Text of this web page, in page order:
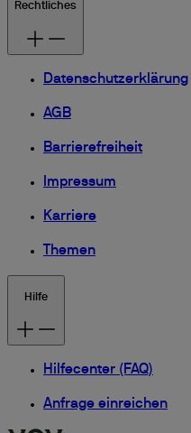
Rechtliches
Datenschutzerklärung
AGB
Barrierefreiheit
Impressum
Karriere
Themen
Hilfe
Hilfecenter (FAQ)
Anfrage einreichen